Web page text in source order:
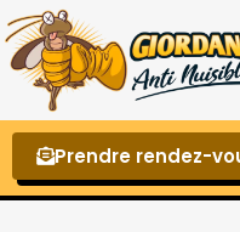
Prendre rendez-